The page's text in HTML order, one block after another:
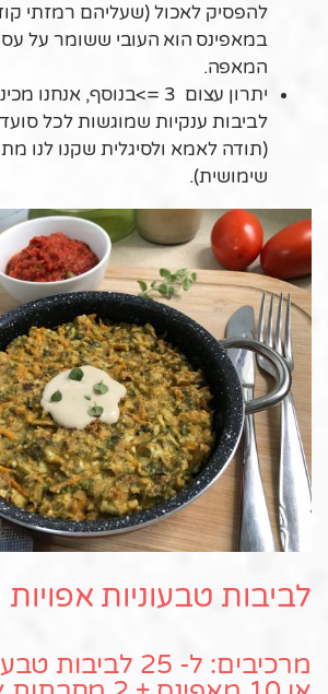
להפסיק לאכול (שעליהם רמזתי
במאפינס הוא העובי ששומר על
המאפה.
יתרון עצום 3 =>בנוסף,
לביבות ענקיות שמוגשות לכל
(תודה לאמא ולסיגלית שקנו לנו
שימושית).
לביבות טבעוניות אפויות
מרכיבים: ל- 25